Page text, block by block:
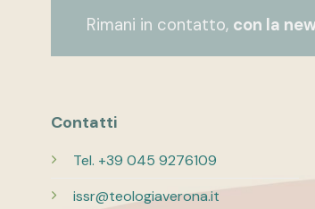
Rimani in contatto, con la
Contatti
Tel. +39 045 9276109
issr@teologiaverona.it